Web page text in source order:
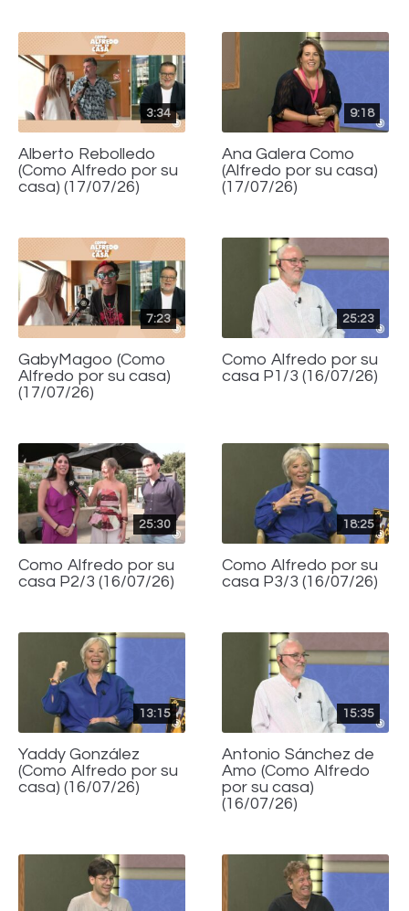
3:34
Alberto Rebolledo
(Como Alfredo por su
casa) (17/07/26)
9:18
Ana Galera Como
(Alfredo por su casa)
(17/07/26)
7:23
GabyMagoo (Como
Alfredo por su casa)
(17/07/26)
25:23
Como Alfredo por su
casa P1/3 (16/07/26)
25:30
Como Alfredo por su
casa P2/3 (16/07/26)
18:25
Como Alfredo por su
casa P3/3 (16/07/26)
13:15
Yaddy González
(Como Alfredo por su
casa) (16/07/26)
15:35
Antonio Sánchez de
Amo (Como Alfredo
por su casa)
(16/07/26)